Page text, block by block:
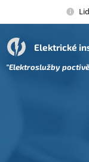
Elektrické
"Elektroslužby